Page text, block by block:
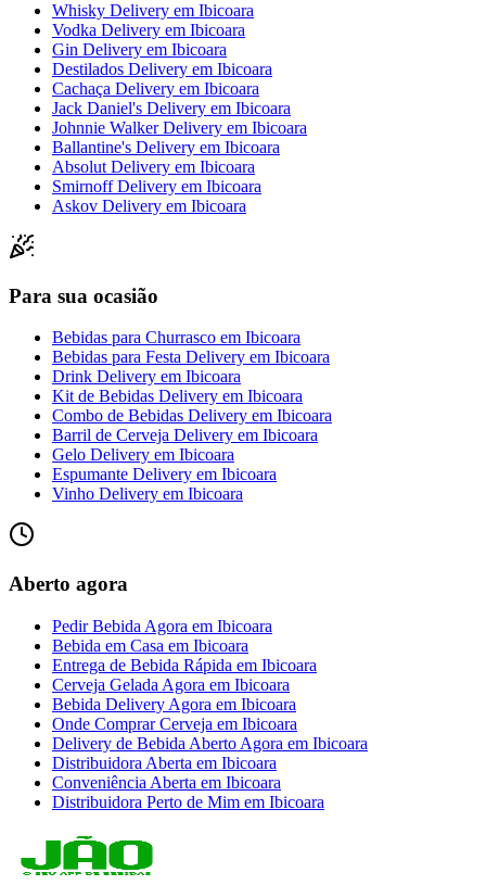
Whisky Delivery em Ibicoara
Vodka Delivery em Ibicoara
Gin Delivery em Ibicoara
Destilados Delivery em Ibicoara
Cachaça Delivery em Ibicoara
Jack Daniel's Delivery em Ibicoara
Johnnie Walker Delivery em Ibicoara
Ballantine's Delivery em Ibicoara
Absolut Delivery em Ibicoara
Smirnoff Delivery em Ibicoara
Askov Delivery em Ibicoara
Para sua ocasião
Bebidas para Churrasco em Ibicoara
Bebidas para Festa Delivery em Ibicoara
Drink Delivery em Ibicoara
Kit de Bebidas Delivery em Ibicoara
Combo de Bebidas Delivery em Ibicoara
Barril de Cerveja Delivery em Ibicoara
Gelo Delivery em Ibicoara
Espumante Delivery em Ibicoara
Vinho Delivery em Ibicoara
Aberto agora
Pedir Bebida Agora em Ibicoara
Bebida em Casa em Ibicoara
Entrega de Bebida Rápida em Ibicoara
Cerveja Gelada Agora em Ibicoara
Bebida Delivery Agora em Ibicoara
Onde Comprar Cerveja em Ibicoara
Delivery de Bebida Aberto Agora em Ibicoara
Distribuidora Aberta em Ibicoara
Conveniência Aberta em Ibicoara
Distribuidora Perto de Mim em Ibicoara